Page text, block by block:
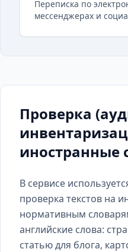
Переписка по
мессенджерах и
Проверка
иностранные
В сервисе
проверка текстов на
нормативным
английские слова:
статью для блога,